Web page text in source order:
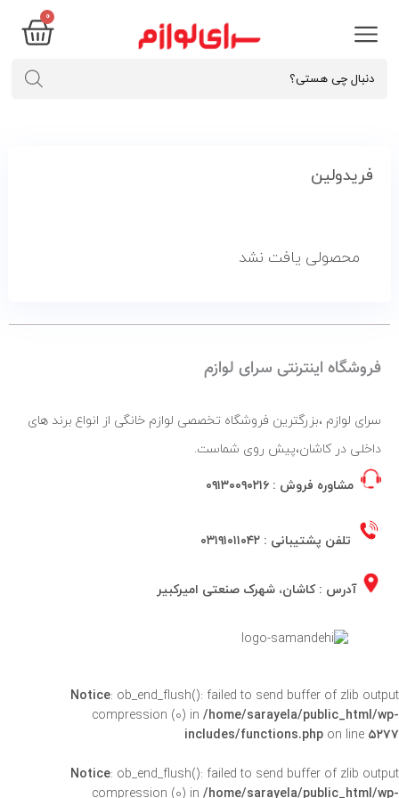
۰
فریدولین
محصولی یافت نشد
فروشگاه اینترنتی سرای لوازم
سرای لوازم ،بزرگترین فروشگاه تخصصی لوازم خانگی از انواع برند های
داخلی در کاشان،پیش روی شماست.
مشاوره فروش : ۰۹۱۳۰۰۹۰۲۱۶
تلفن پشتیبانی : ۰۳۱۹۱۰۱۱۰۴۲
آدرس : کاشان، شهرک صنعتی امیرکبیر
Notice: ob_end_flush(): failed to send buffer of zlib output
compression (0) in/home/sarayela/public_html/wp-
includes/functions.php on line ۵۲۷۷
Notice: ob_end_flush(): failed to send buffer of zlib output
compression (0) in/home/sarayela/public_html/wp-